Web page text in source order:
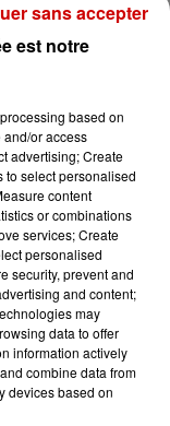
pour le
2026 !
pour le
au
à
est notre
based on
and/or access
advertising; Create
to select personalised
content
or combinations
services; Create
personalised
security, prevent and
and content;
may
data to offer
information actively
combine data from
devices based on
sans accepter